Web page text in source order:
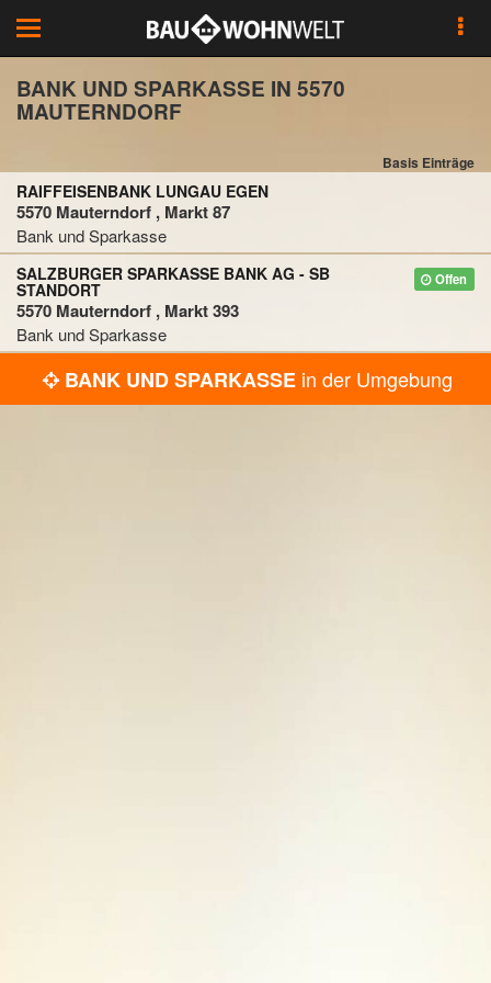
Toggle
navigation
BANK UND SPARKASSE IN 5570
MAUTERNDORF
Basis Einträge
RAIFFEISENBANK LUNGAU EGEN
5570 Mauterndorf , Markt 87
Bank und Sparkasse
Offen
SALZBURGER SPARKASSE BANK AG - SB
STANDORT
5570 Mauterndorf , Markt 393
Bank und Sparkasse
BANK UND SPARKASSE in der Umgebung